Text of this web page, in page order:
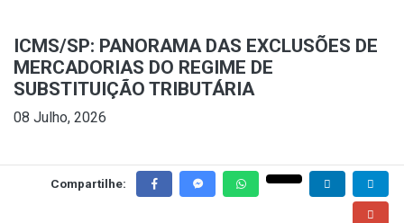
ICMS/SP: PANORAMA DAS EXCLUSÕES DE
MERCADORIAS DO REGIME DE
SUBSTITUIÇÃO TRIBUTÁRIA
08 Julho, 2026
Compartilhe: